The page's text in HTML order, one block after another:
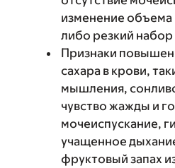
изменение объема
либо резкий
Признаки
сахара в крови,
мышления,
чувство жажды и
мочеиспускание,
учащенное
фруктовый запах